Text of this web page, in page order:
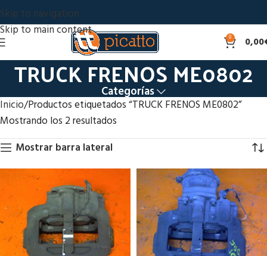
Skip to navigation
Skip to main content
0 0,00
TRUCK FRENOS ME0802
Categorías
Inicio Productos etiquetados “TRUCK FRENOS ME0802”
Mostrando los 2 resultados
Mostrar barra lateral